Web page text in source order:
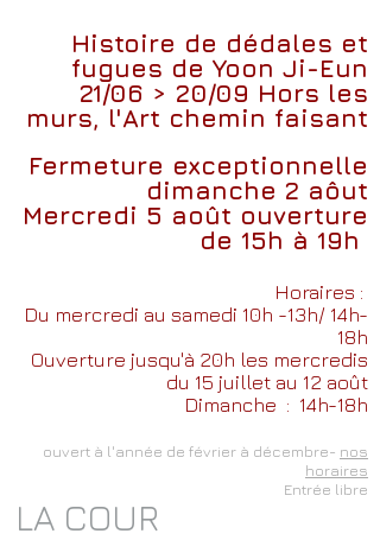
Histoire de dédales et
fugues de Yoon Ji-Eun
21/06 > 20/09 Hors les
murs, l'Art chemin faisant
Fermeture exceptionnelle
dimanche 2 aôut
Mercredi 5 août ouverture
de 15h à 19h
Horaires :
Du mercredi au samedi 10h -13h/ 14h-
18h
Ouverture jusqu'à 20h les mercredis
du 15 juillet au 12 août
Dimanche : 14h-18h
ouvert à l'année de février à décembre- nos
horaires
Entrée libre
LA COUR